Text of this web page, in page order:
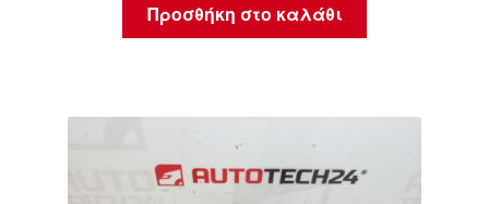
Προσθήκη στο καλάθι